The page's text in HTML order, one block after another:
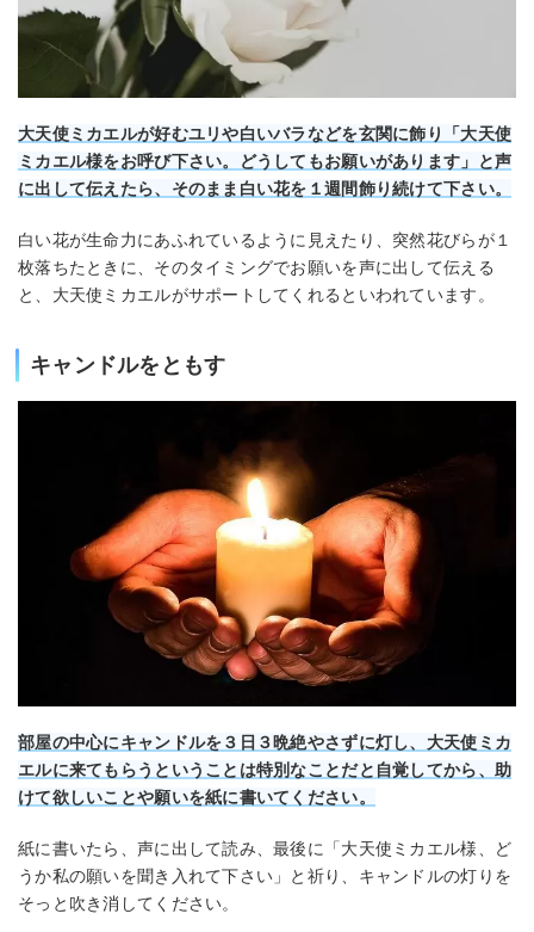
大天使ミカエルが好むユリや白いバラなどを玄関に飾り「大天使
ミカエル様をお呼び下さい。どうしてもお願いがあります」と声
に出して伝えたら、そのまま白い花を１週間飾り続けて下さい。
白い花が生命力にあふれているように見えたり、突然花びらが１
枚落ちたときに、そのタイミングでお願いを声に出して伝える
と、大天使ミカエルがサポートしてくれるといわれています。
キャンドルをともす
部屋の中心にキャンドルを３日３晩絶やさずに灯し、大天使ミカ
エルに来てもらうということは特別なことだと自覚してから、助
けて欲しいことや願いを紙に書いて ください。
紙に書いたら、声に出して読み、最後に「大天使ミカエル様、ど
うか私の願いを聞き入れて下さい」と祈り、キャンドルの灯りを
そっと吹き消してください。